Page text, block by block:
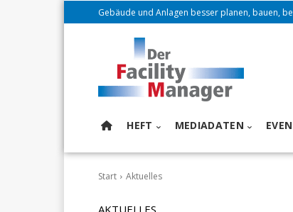
Gebäude und Anlagen besser planen, bauen,
HEFT MEDIADATEN
Start Aktuelles